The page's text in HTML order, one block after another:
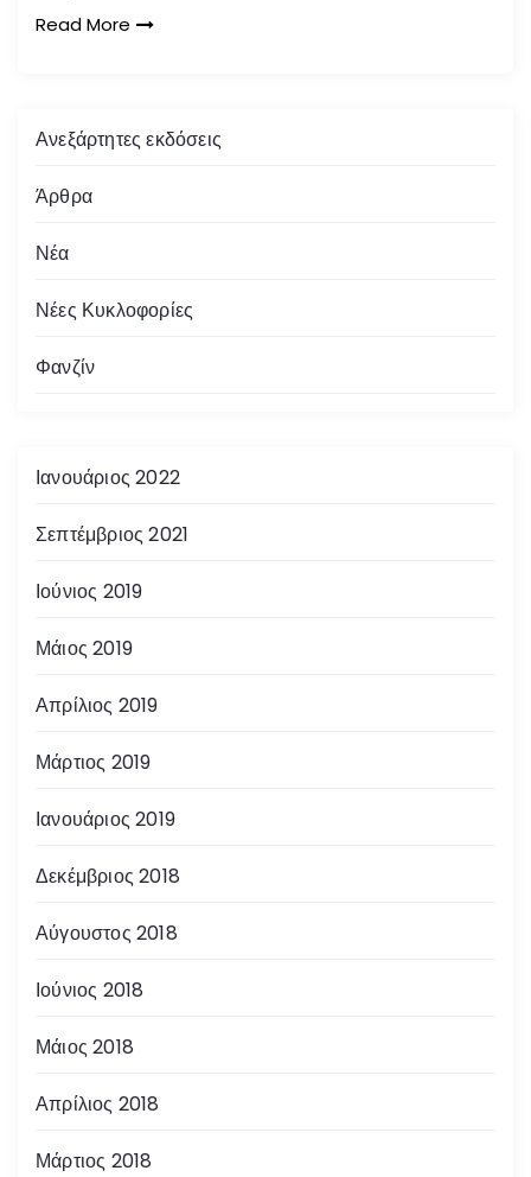
Read More
Ανεξάρτητες εκδόσεις
Άρθρα
Νέα
Νέες Κυκλοφορίες
Φανζίν
Ιανουάριος 2022
Σεπτέμβριος 2021
Ιούνιος 2019
Μάιος 2019
Απρίλιος 2019
Μάρτιος 2019
Ιανουάριος 2019
Δεκέμβριος 2018
Αύγουστος 2018
Ιούνιος 2018
Μάιος 2018
Απρίλιος 2018
Μάρτιος 2018